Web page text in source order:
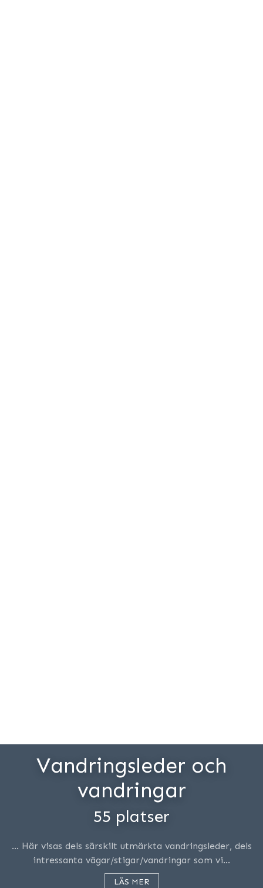
Vandringsleder och
vandringar
55 platser
… Här visas dels särskilt utmärkta vandringsleder, dels
intressanta vägar/stigar/vandringar som vi…
LÄS MER